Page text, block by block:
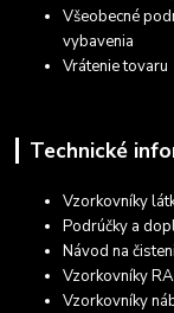
Všeobecné
vybavenia
Vrátenie tovaru
Technické
Vzorkovníky
Podrúčky a
Návod na
Vzorkovníky
Vzorkovníky